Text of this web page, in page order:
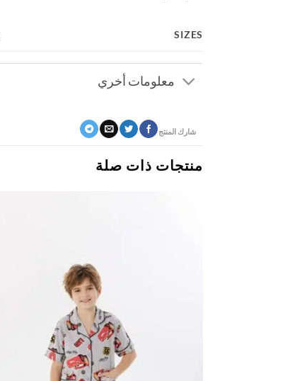
SIZES
معلومات أخري
شارك المنتج
منتجات ذات صلة